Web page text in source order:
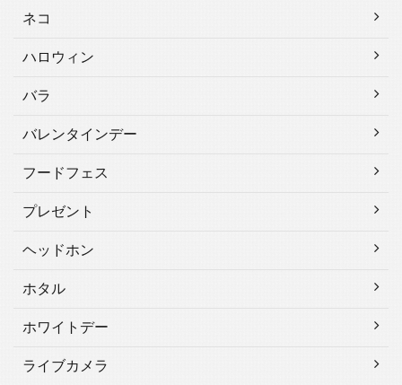
ネコ
ハロウィン
バラ
バレンタインデー
フードフェス
プレゼント
ヘッドホン
ホタル
ホワイトデー
ライブカメラ